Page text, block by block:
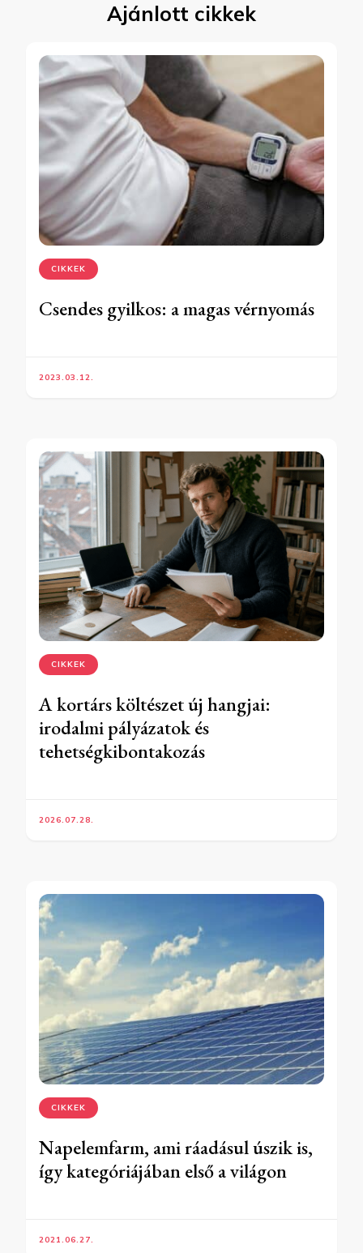
Ajánlott cikkek
CIKKEK
Csendes gyilkos: a magas vérnyomás
2023.03.12.
CIKKEK
A kortárs költészet új hangjai:
irodalmi pályázatok és
tehetségkibontakozás
2026.07.28.
CIKKEK
Napelemfarm, ami ráadásul úszik is,
így kategóriájában első a világon
2021.06.27.